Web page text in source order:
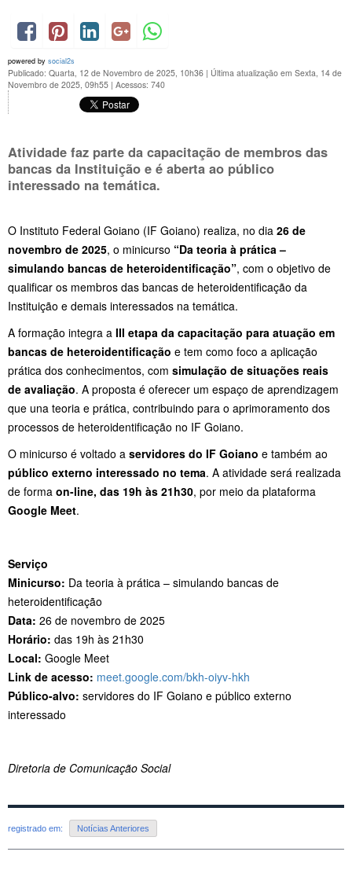
powered by social2s
Publicado: Quarta, 12 de Novembro de 2025, 10h36 | Última atualização em Sexta, 14 de
Novembro de 2025, 09h55 | Acessos: 740
Atividade faz parte da capacitação de membros das
bancas da Instituição e é aberta ao público
interessado na temática.
O Instituto Federal Goiano (IF Goiano) realiza, no dia 26 de
novembro de 2025, o minicurso “Da teoria à prática –
simulando bancas de heteroidentificação”, com o objetivo de
qualificar os membros das bancas de heteroidentificação da
Instituição e demais interessados na temática.
A formação integra a III etapa da capacitação para atuação em
bancas de heteroidentificação e tem como foco a aplicação
prática dos conhecimentos, com simulação de situações reais
de avaliação. A proposta é oferecer um espaço de aprendizagem
que una teoria e prática, contribuindo para o aprimoramento dos
processos de heteroidentificação no IF Goiano.
O minicurso é voltado a servidores do IF Goiano e também ao
público externo interessado no tema. A atividade será realizada
de forma on-line, das 19h às 21h30, por meio da plataforma
Google Meet.
Serviço
Minicurso: Da teoria à prática – simulando bancas de
heteroidentificação
Data: 26 de novembro de 2025
Horário: das 19h às 21h30
Local: Google Meet
Link de acesso: meet.google.com/bkh-oiyv-hkh
Público-alvo: servidores do IF Goiano e público externo
interessado
Diretoria de Comunicação Social
registrado em: Notícias Anteriores